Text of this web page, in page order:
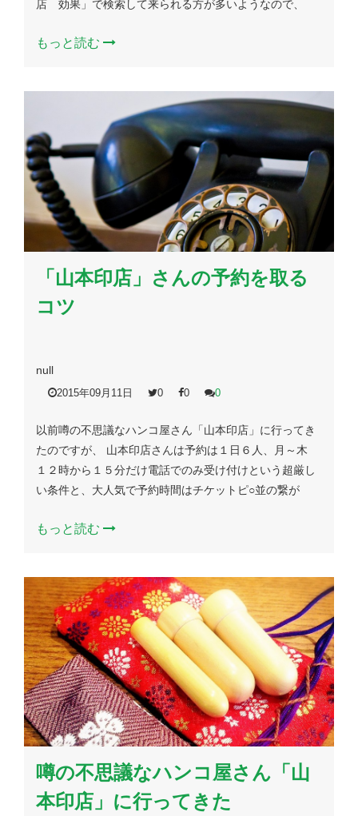
店 効果」で検索して来られる方が多いようなので、
もっと読む
「山本印店」さんの予約を取る
コツ
null
2015年09月11日 0 0 0
以前噂の不思議なハンコ屋さん「山本印店」に行ってき
たのですが、 山本印店さんは予約は１日６人、月～木
１２時から１５分だけ電話でのみ受け付けという超厳し
い条件と、大人気で予約時間はチケットピ○並の繋が
もっと読む
噂の不思議なハンコ屋さん「山
本印店」に行ってきた